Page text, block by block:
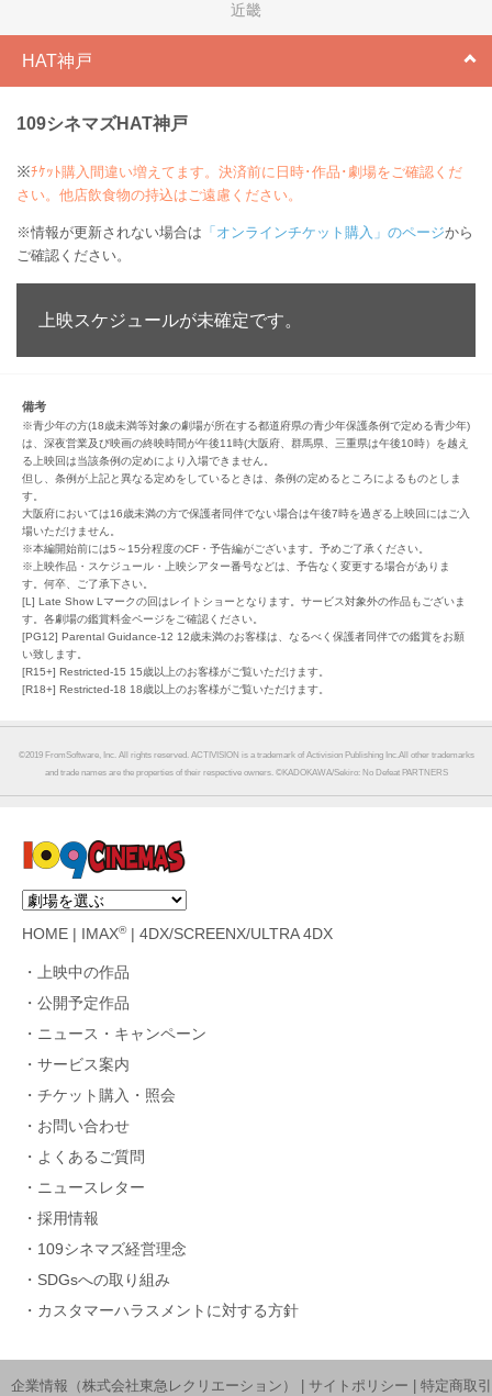
近畿
HAT神戸
109シネマズHAT神戸
※ﾁｹｯﾄ購入間違い増えてます。決済前に日時･作品･劇場をご確認くだ
さい。他店飲食物の持込はご遠慮ください。
※情報が更新されない場合は 「オンラインチケット購入」のページから
ご確認ください。
上映スケジュールが未確定です。
備考
※青少年の方(18歳未満等対象の劇場が所在する都道府県の青少年保護条例で定める青少年)
は、深夜営業及び映画の終映時間が午後11時(大阪府、群馬県、三重県は午後10時）を越え
る上映回は当該条例の定めにより入場できません。
但し、条例が上記と異なる定めをしているときは、条例の定めるところによるものとしま
す。
大阪府においては16歳未満の方で保護者同伴でない場合は午後7時を過ぎる上映回にはご入
場いただけません。
※本編開始前には5～15分程度のCF・予告編がございます。予めご了承ください。
※上映作品・スケジュール・上映シアター番号などは、予告なく変更する場合がありま
す。何卒、ご了承下さい。
[L] Late Show Lマークの回はレイトショーとなります。サービス対象外の作品もございま
す。各劇場の鑑賞料金ページをご確認ください。
[PG12] Parental Guidance-12 12歳未満のお客様は、なるべく保護者同伴での鑑賞をお願
い致します。
[R15+] Restricted-15 15歳以上のお客様がご覧いただけます。
[R18+] Restricted-18 18歳以上のお客様がご覧いただけます。
©︎2019 FromSoftware, Inc. All rights reserved. ACTIVISION is a trademark of Activision Publishing Inc.All other trademarks
and trade names are the properties of their respective owners. ©︎KADOKAWA/Sekiro: No Defeat PARTNERS
HOME IMAX®| 4DX/SCREENX/ULTRA 4DX
上映中の作品
公開予定作品
ニュース・キャンペーン
サービス案内
チケット購入・照会
お問い合わせ
よくあるご質問
ニュースレター
採用情報
109シネマズ経営理念
SDGsへの取り組み
カスタマーハラスメントに対する方針
企業情報（株式会社東急レクリエーション） サイトポリシー 特定商取